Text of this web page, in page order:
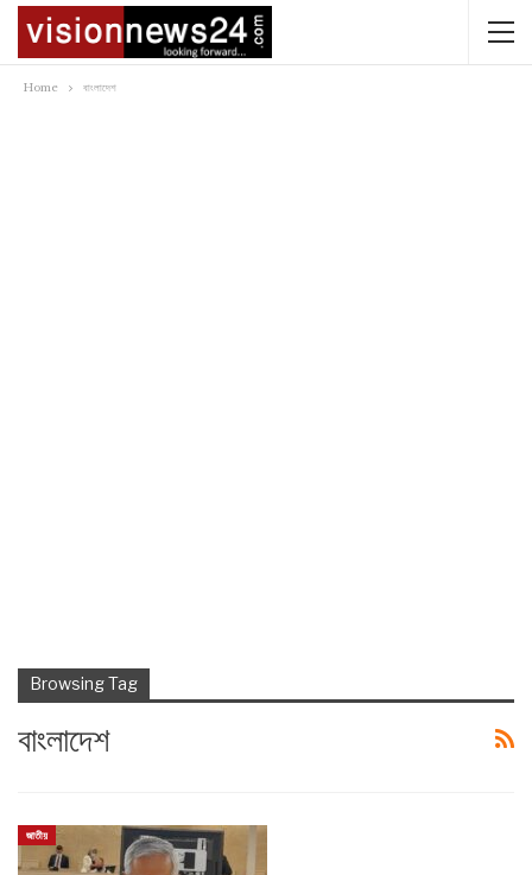
Home বাংলাদেশ
Browsing Tag
বাংলাদেশ
জাতীয়